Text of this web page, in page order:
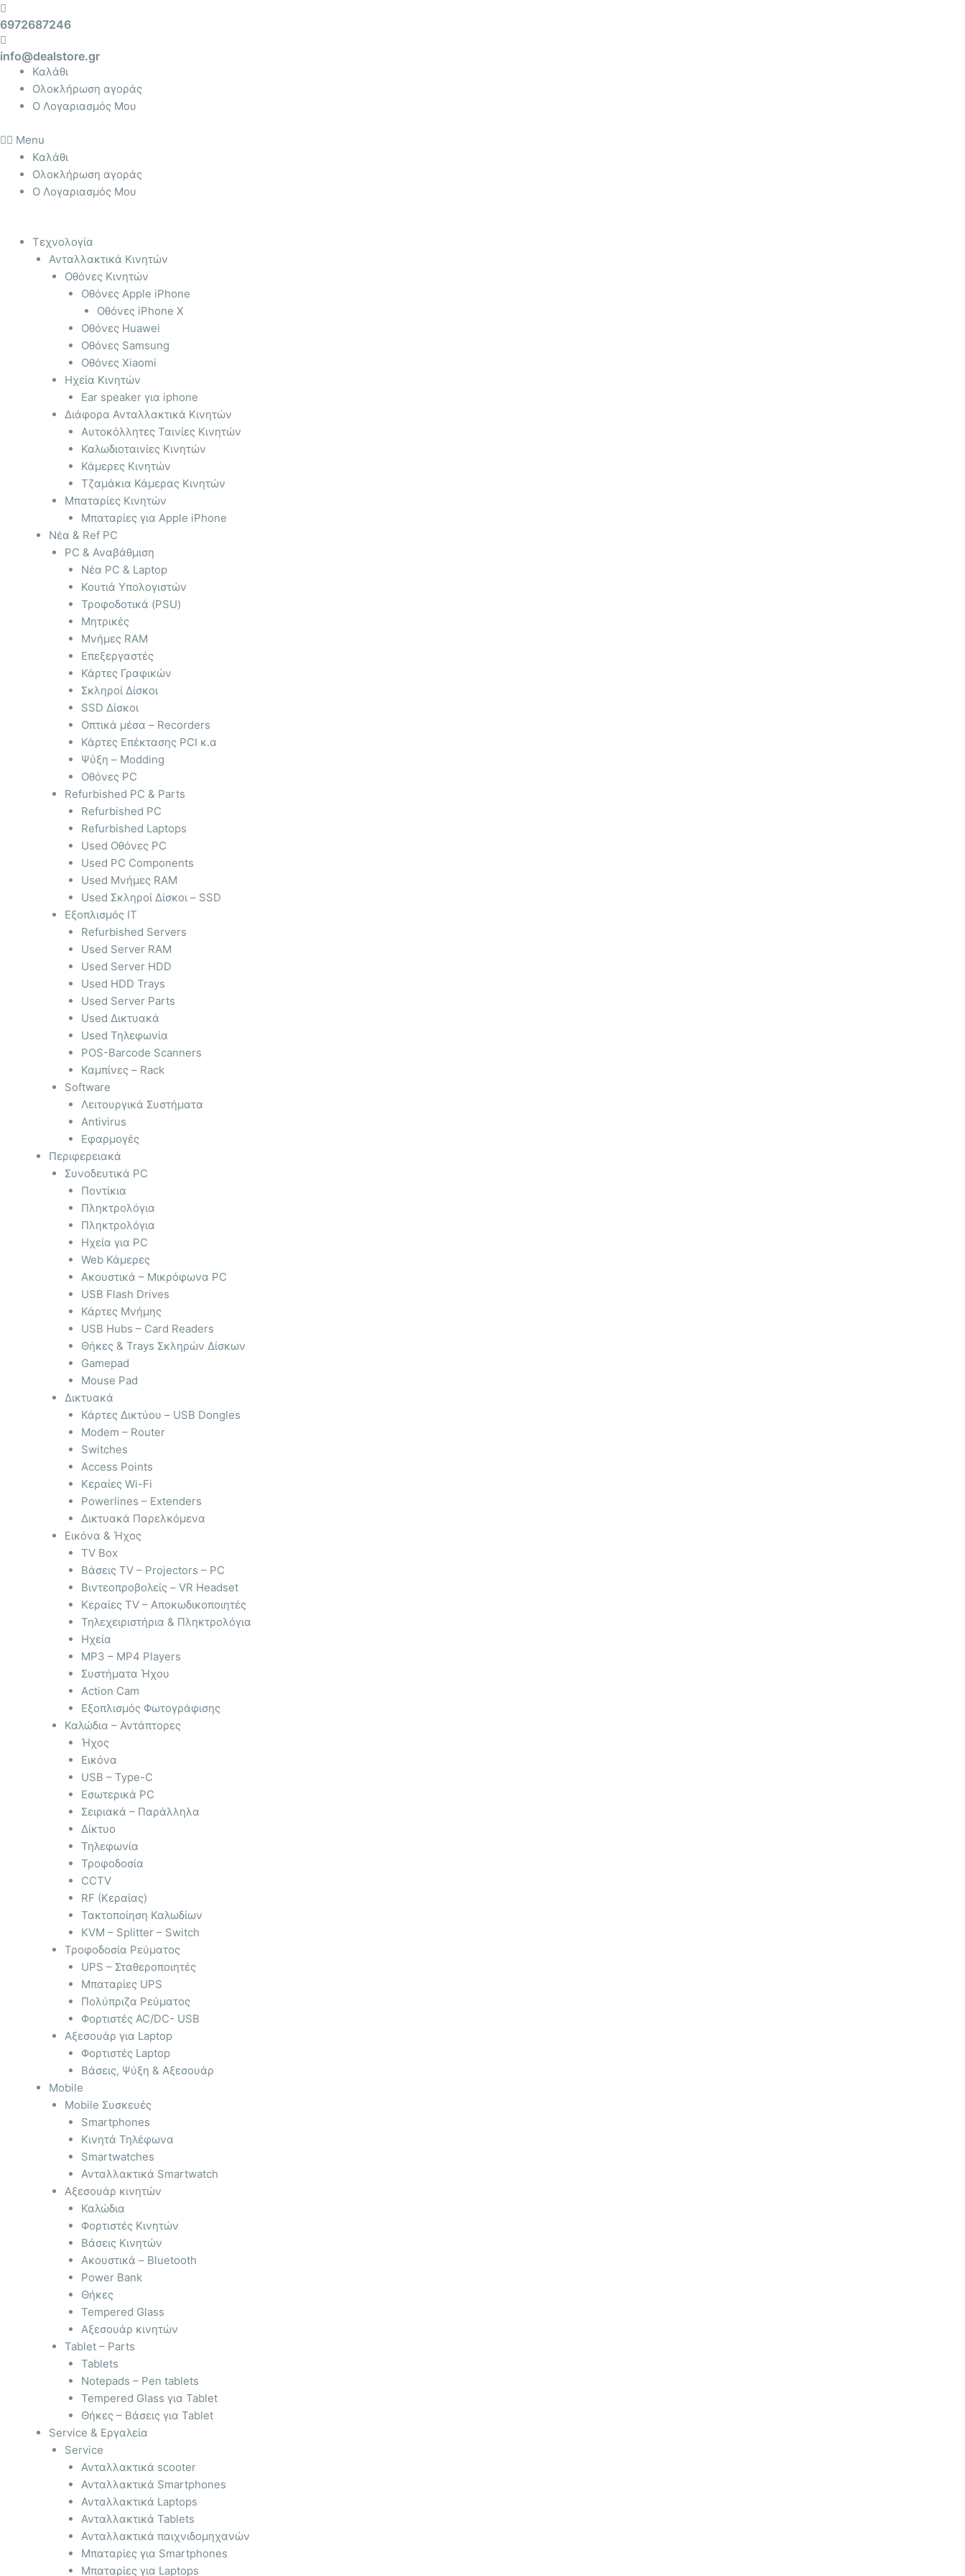
Μετάβαση
στο
περιεχόμενο
6972687246
info@dealstore.gr
Καλάθι
Ολοκλήρωση αγοράς
Ο Λογαριασμός Μου
Menu
Καλάθι
Ολοκλήρωση αγοράς
Ο Λογαριασμός Μου
Τεχνολογία
Ανταλλακτικά Κινητών
Οθόνες Κινητών
Οθόνες Apple iPhone
Οθόνες iPhone X
Οθόνες Huawei
Οθόνες Samsung
Οθόνες Xiaomi
Ηχεία Κινητών
Ear speaker για iphone
Διάφορα Ανταλλακτικά Κινητών
Αυτοκόλλητες Ταινίες Κινητών
Καλωδιοταινίες Κινητών
Κάμερες Κινητών
Τζαμάκια Κάμερας Κινητών
Μπαταρίες Κινητών
Μπαταρίες για Apple iPhone
Νέα & Ref PC
PC & Αναβάθμιση
Νέα PC & Laptop
Κουτιά Υπολογιστών
Τροφοδοτικά (PSU)
Μητρικές
Μνήμες RAM
Επεξεργαστές
Κάρτες Γραφικών
Σκληροί Δίσκοι
SSD Δίσκοι
Οπτικά μέσα – Recorders
Κάρτες Επέκτασης PCI κ.α
Ψύξη – Modding
Οθόνες PC
Refurbished PC & Parts
Refurbished PC
Refurbished Laptops
Used Οθόνες PC
Used PC Components
Used Μνήμες RAM
Used Σκληροί Δίσκοι – SSD
Εξοπλισμός IT
Refurbished Servers
Used Server RAM
Used Server HDD
Used HDD Trays
Used Server Parts
Used Δικτυακά
Used Τηλεφωνία
POS-Barcode Scanners
Καμπίνες – Rack
Software
Λειτουργικά Συστήματα
Antivirus
Εφαρμογές
Περιφερειακά
Συνοδευτικά PC
Ποντίκια
Πληκτρολόγια
Πληκτρολόγια
Ηχεία για PC
Web Κάμερες
Ακουστικά – Μικρόφωνα PC
USB Flash Drives
Κάρτες Μνήμης
USB Hubs – Card Readers
Θήκες & Trays Σκληρών Δίσκων
Gamepad
Mouse Pad
Δικτυακά
Κάρτες Δικτύου – USB Dongles
Modem – Router
Switches
Access Points
Κεραίες Wi-Fi
Powerlines – Extenders
Δικτυακά Παρελκόμενα
Εικόνα & Ήχος
TV Box
Βάσεις TV – Projectors – PC
Βιντεοπροβολείς – VR Headset
Κεραίες TV – Αποκωδικοποιητές
Τηλεχειριστήρια & Πληκτρολόγια
Ηχεία
MP3 – MP4 Players
Συστήματα Ήχου
Action Cam
Εξοπλισμός Φωτογράφισης
Καλώδια – Αντάπτορες
Ήχος
Εικόνα
USB – Type-C
Εσωτερικά PC
Σειριακά – Παράλληλα
Δίκτυο
Τηλεφωνία
Τροφοδοσία
CCTV
RF (Κεραίας)
Τακτοποίηση Καλωδίων
KVM – Splitter – Switch
Τροφοδοσία Ρεύματος
UPS – Σταθεροποιητές
Μπαταρίες UPS
Πολύπριζα Ρεύματος
Φορτιστές AC/DC- USB
Αξεσουάρ για Laptop
Φορτιστές Laptop
Βάσεις, Ψύξη & Αξεσουάρ
Mobile
Mobile Συσκευές
Smartphones
Κινητά Τηλέφωνα
Smartwatches
Ανταλλακτικά Smartwatch
Αξεσουάρ κινητών
Καλώδια
Φορτιστές Κινητών
Βάσεις Κινητών
Ακουστικά – Bluetooth
Power Bank
Θήκες
Tempered Glass
Αξεσουάρ κινητών
Tablet – Parts
Tablets
Notepads – Pen tablets
Tempered Glass για Tablet
Θήκες – Βάσεις για Tablet
Service & Εργαλεία
Service
Ανταλλακτικά scooter
Ανταλλακτικά Smartphones
Ανταλλακτικά Laptops
Ανταλλακτικά Tablets
Ανταλλακτικά παιχνιδομηχανών
Μπαταρίες για Smartphones
Μπαταρίες για Laptops
Αναζήτηση
για: